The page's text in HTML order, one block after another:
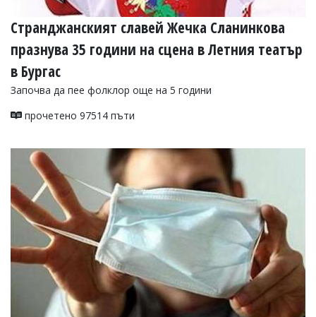
Странджанският славей Жечка Сланинкова
празнува 35 години на сцена в Летния театър
в Бургас
Започва да пее фолклор още на 5 години
прочетено 97514 пъти